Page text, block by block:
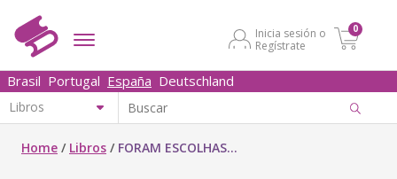
Inicia sesión o
Regístrate
0
Brasil Portugal España Deutschland
Home / Libros / FORAM ESCOLHAS...